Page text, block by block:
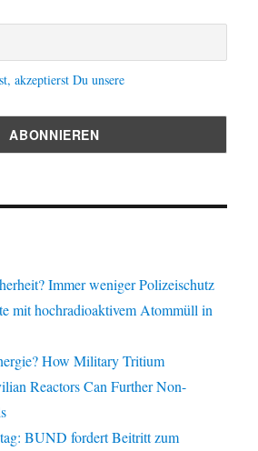
akzeptierst Du unsere
Immer weniger Polizeischutz
mit hochradioaktivem Atommüll in
How Military Tritium
Reactors Can Further Non-
BUND fordert Beitritt zum